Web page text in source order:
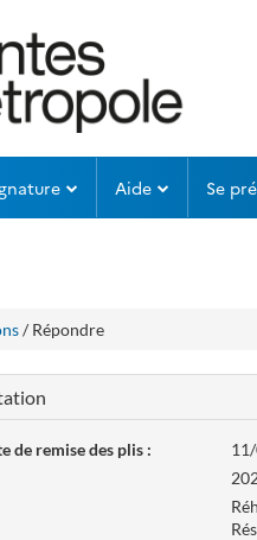
Aide Se
/ Répondre
de remise des plis :